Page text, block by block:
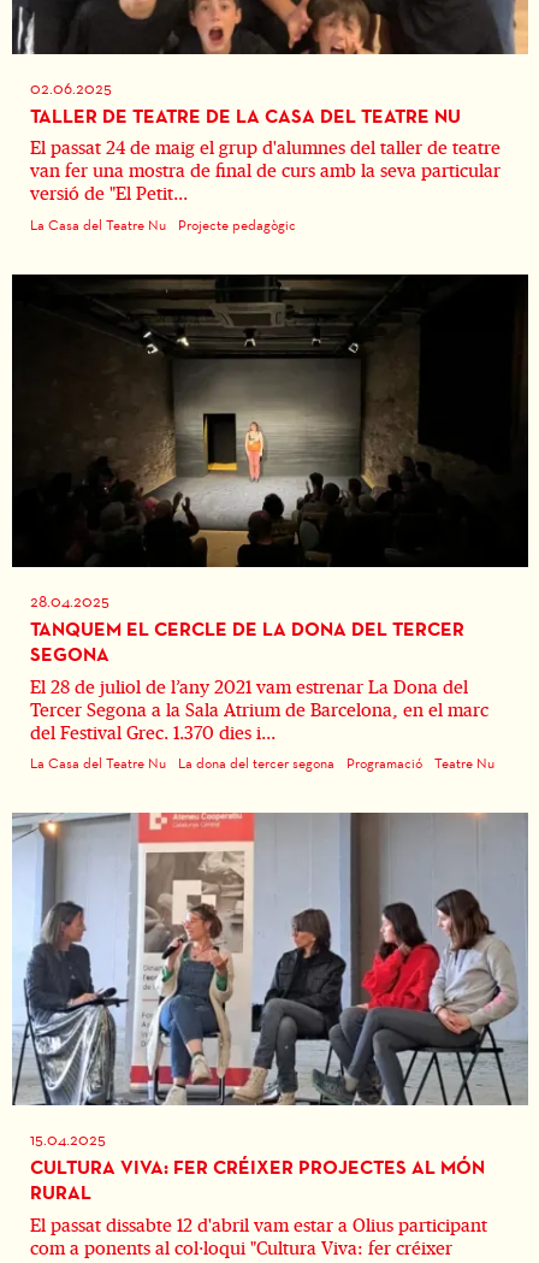
02.06.2025
TALLER DE TEATRE DE LA CASA DEL TEATRE NU
El passat 24 de maig el grup d'alumnes del taller de teatre
van fer una mostra de final de curs amb la seva particular
versió de "El Petit...
La Casa del Teatre Nu Projecte pedagògic
28.04.2025
TANQUEM EL CERCLE DE LA DONA DEL TERCER
SEGONA
El 28 de juliol de l’any 2021 vam estrenar La Dona del
Tercer Segona a la Sala Atrium de Barcelona, en el marc
del Festival Grec. 1.370 dies i...
La Casa del Teatre Nu La dona del tercer segona Programació Teatre Nu
15.04.2025
CULTURA VIVA: FER CRÉIXER PROJECTES AL MÓN
RURAL
El passat dissabte 12 d'abril vam estar a Olius participant
com a ponents al col·loqui "Cultura Viva: fer créixer